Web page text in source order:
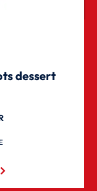
dessert